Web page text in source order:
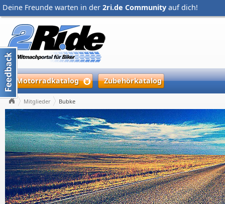
Deine Freunde warten in der 2ri.de Community auf dich!
Motorradkatalog Zubehörkatalog
Mitglieder Bubke